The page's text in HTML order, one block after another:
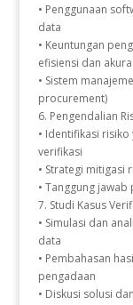
• Penggunaan
data
• Keuntungan
efisiensi dan
• Sistem
procurement)
6. Pengendalian
• Identifikasi
verifikasi
• Strategi mitigasi
• Tanggung
7. Studi Kasus
• Simulasi dan
data
• Pembahasan
pengadaan
• Diskusi solusi